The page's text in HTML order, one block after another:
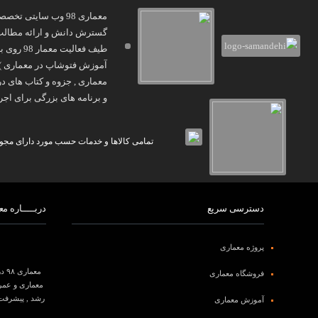
معماری 98 وب
گسترش دانش و ارائه
و برنامه های بزرگی برای
تمامی کالاها و خدمات حسب مورد دارای
دسترسی سریع
پروژه معماری
فروشگاه معماری
آموزش معماری
دربـــــاره
معماری ۹۸ درعرصه
معماری و
رشد ,